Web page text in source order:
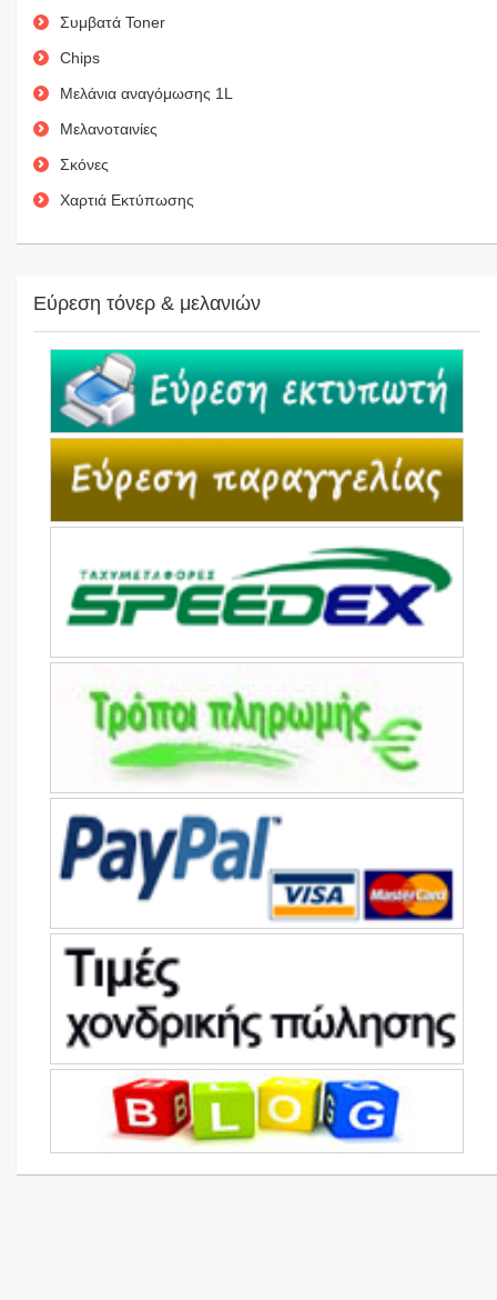
Συμβατά Toner
Chips
Μελάνια αναγόμωσης 1L
Μελανοταινίες
Σκόνες
Χαρτιά Εκτύπωσης
Εύρεση τόνερ & μελανιών